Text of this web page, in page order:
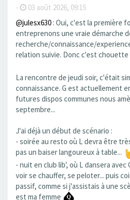
- 03 août 2026, 09:15
@julesx630 : Oui, c'est la première
entreprenons une vraie démarche
recherche/connaissance/
relation suivie. Donc c'est chouette
La rencontre de jeudi soir, c'était
connaissance. G est actuellement
futures dispos communes nous
septembre...
J'ai déjà un début de scénario :
- soirée au resto où L devra être
pas un baiser langoureux à table...
- nuit en club lib', où L dansera
voir se chauffer, se peloter... puis
passif, comme si j'assistais à une
est ma femme